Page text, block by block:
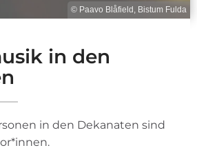
© Paavo Blåfield, Bistum Fulda
in den
in den Dekanaten sind